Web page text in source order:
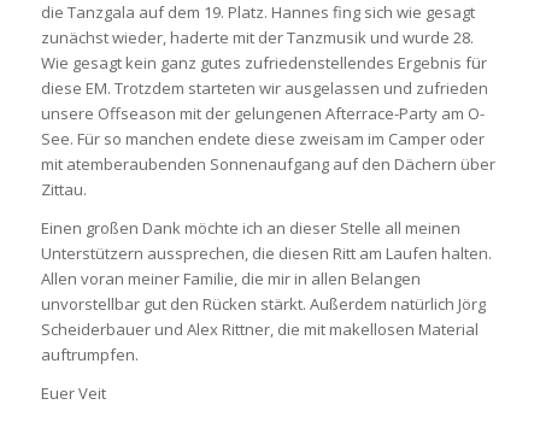
die Tanzgala auf dem 19. Platz. Hannes fing sich wie gesagt
zunächst wieder, haderte mit der Tanzmusik und wurde 28.
Wie gesagt kein ganz gutes zufriedenstellendes Ergebnis für
diese EM. Trotzdem starteten wir ausgelassen und zufrieden
unsere Offseason mit der gelungenen Afterrace-Party am O-
See. Für so manchen endete diese zweisam im Camper oder
mit atemberaubenden Sonnenaufgang auf den Dächern über
Zittau.
Einen großen Dank möchte ich an dieser Stelle all meinen
Unterstützern aussprechen, die diesen Ritt am Laufen halten.
Allen voran meiner Familie, die mir in allen Belangen
unvorstellbar gut den Rücken stärkt. Außerdem natürlich Jörg
Scheiderbauer und Alex Rittner, die mit makellosen Material
auftrumpfen.
Euer Veit